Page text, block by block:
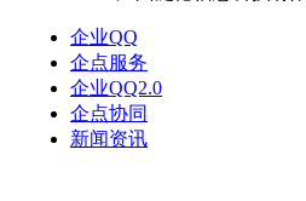
企业QQ
企点服务
企业QQ2.0
企点协同
新闻资讯